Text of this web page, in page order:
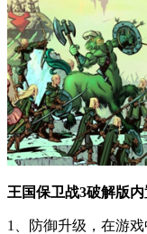
王国保卫战3破解版
1、防御升级，在游